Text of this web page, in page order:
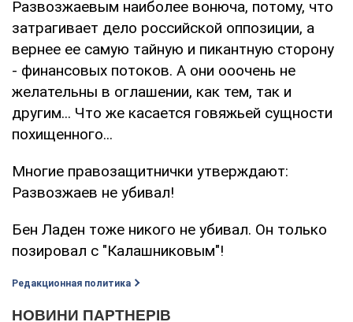
Развозжаевым наиболее вонюча, потому, что
затрагивает дело российской оппозиции, а
вернее ее самую тайную и пикантную сторону
- финансовых потоков. А они ооочень не
желательны в оглашении, как тем, так и
другим... Что же касается говяжьей сущности
похищенного...
Многие правозащитнички утверждают:
Развозжаев не убивал!
Бен Ладен тоже никого не убивал. Он только
позировал с "Калашниковым"!
Редакционная политика